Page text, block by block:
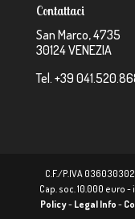
Contattaci
San Marco, 4735
30124 VENEZIA
Tel. +39
C.F./P.IVA
Cap. soc. 10.000 euro -
Policy- Legal Info -